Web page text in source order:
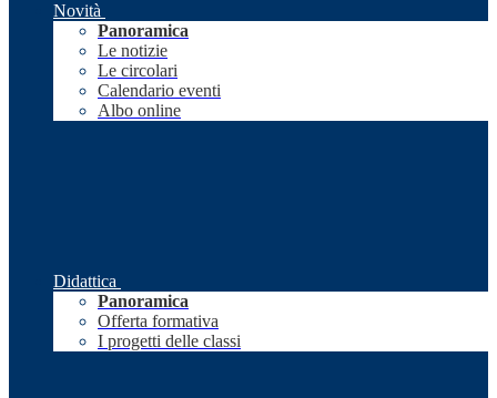
Novità
Panoramica
Le notizie
Le circolari
Calendario eventi
Albo online
Didattica
Panoramica
Offerta formativa
I progetti delle classi